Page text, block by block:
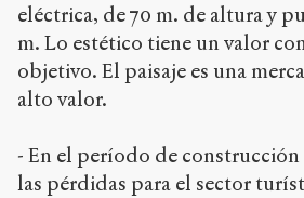
eléctrica, de 70 m. de altura y
m. Lo estético tiene un valor
objetivo. El paisaje es una
alto valor.
- En el período de construcción
las pérdidas para el sector